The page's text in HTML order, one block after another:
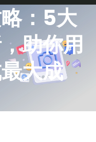
：5大
助你用
大成